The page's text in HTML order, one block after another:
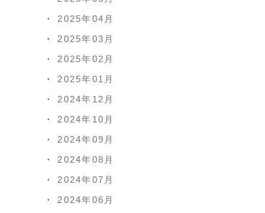
2025年04月
2025年03月
2025年02月
2025年01月
2024年12月
2024年10月
2024年09月
2024年08月
2024年07月
2024年06月